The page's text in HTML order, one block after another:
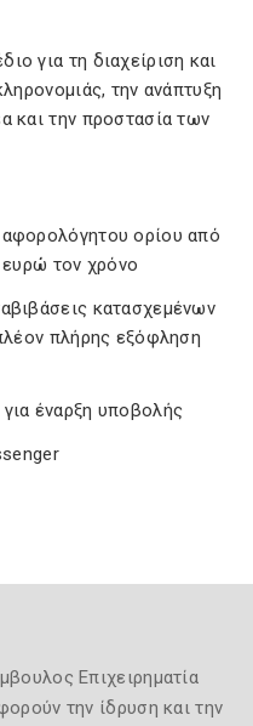
για τη διαχείριση και
την ανάπτυξη
και την προστασία των
ορίου από
τον χρόνο
κατασχεμένων
πλήρης εξόφληση
έναρξη υποβολής
Επιχειρηματία
την ίδρυση και την